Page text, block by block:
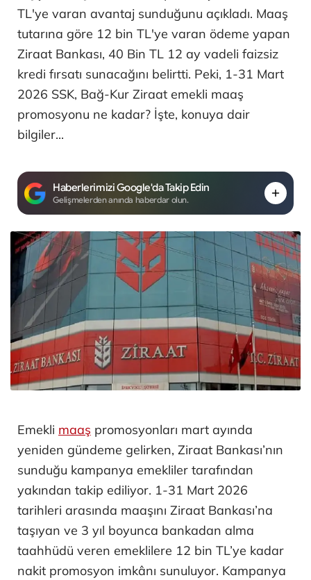
TL'ye varan avantaj sunduğunu açıkladı. Maaş
tutarına göre 12 bin TL'ye varan ödeme yapan
Ziraat Bankası, 40 Bin TL 12 ay vadeli faizsiz
kredi fırsatı sunacağını belirtti. Peki, 1-31 Mart
2026 SSK, Bağ-Kur Ziraat emekli maaş
promosyonu ne kadar? İşte, konuya dair
bilgiler...
Haberlerimizi Google'da Takip Edin
Gelişmelerden anında haberdar olun.
Emekli maaş promosyonları mart ayında
yeniden gündeme gelirken, Ziraat Bankası’nın
sunduğu kampanya emekliler tarafından
yakından takip ediliyor. 1-31 Mart 2026
tarihleri arasında maaşını Ziraat Bankası’na
taşıyan ve 3 yıl boyunca bankadan alma
taahhüdü veren emeklilere 12 bin TL’ye kadar
nakit promosyon imkânı sunuluyor. Kampanya